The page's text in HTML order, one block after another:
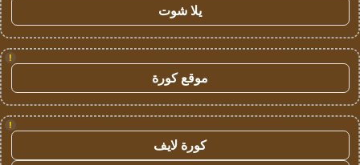
يلا شوت
!
موقع كورة
!
كورة لايف